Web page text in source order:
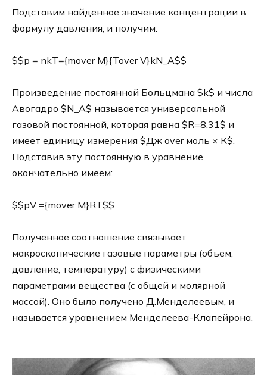
Подставим найденное значение концентрации в
формулу давления, и получим:
$$p = nkT={mover M}{Tover V}kN_A$$
Произведение постоянной Больцмана $k$ и числа
Авогадро $N_A$ называется универсальной
газовой постоянной, которая равна $R=8.31$ и
имеет единицу измерения $Дж over моль × К$.
Подставив эту постоянную в уравнение,
окончательно имеем:
$$pV ={mover M}RT$$
Полученное соотношение связывает
макроскопические газовые параметры (объем,
давление, температуру) с физическими
параметрами вещества (с общей и молярной
массой). Оно было получено Д.Менделеевым, и
называется уравнением Менделеева-Клапейрона.